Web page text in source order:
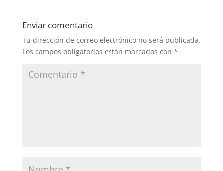
Enviar comentario
Tu dirección de correo electrónico no será publicada.
Los campos obligatorios están marcados con *